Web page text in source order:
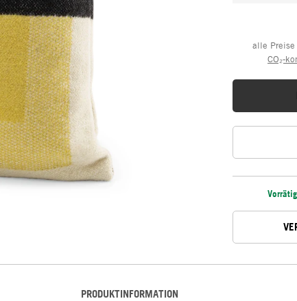
alle Preise
CO₂-
Vorrätig
PRODUKTINFORMATION